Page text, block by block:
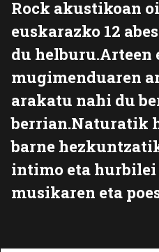
Rock akustikoan
euskarazko 12
du helburu.Arteen
mugimenduaren
arakatu nahi du
berrian.Naturatik
barne
intimo eta hurbilei
musikaren eta